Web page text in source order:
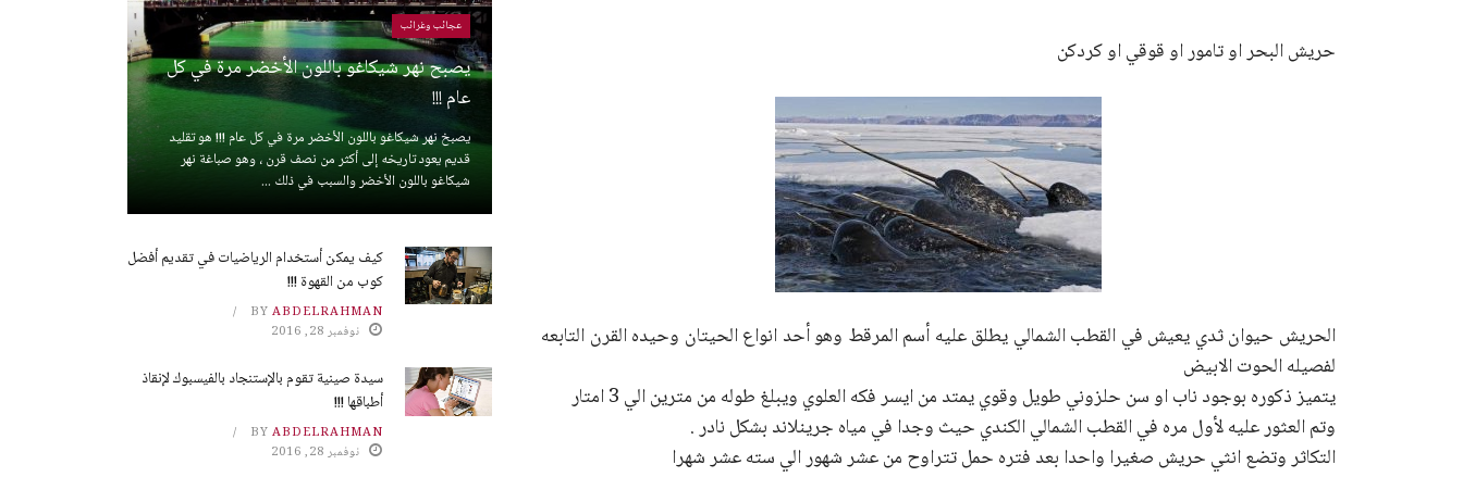
حريش البحر او تامور او قوقي او كردكن
الحريش حيوان ثدي يعيش في القطب الشمالي يطلق عليه أسم المرقط وهو أحد انواع الحيتان وحيده القرن التابعه
لفصيله الحوت الابيض
يتميز ذكوره بوجود ناب او سن حلزوني طويل وقوي يمتد من ايسر فكه العلوي ويبلغ طوله من مترين الي 3 امتار
وتم العثور عليه لأول مره في القطب الشمالي الكندي حيث وجدا في مياه جرينلاند بشكل نادر .
التكاثر وتضع انثي حريش صغيرا واحدا بعد فتره حمل تتراوح من عشر شهور الي سته عشر شهرا
عجائب وغرائب
يصبح نهر شيكاغو باللون الأخضر مرة في كل
عام !!!
يصبخ نهر شيكاغو باللون الأخضر مرة في كل عام !!! هو تقليد
قديم يعود تاريخه إلى أكثر من نصف قرن ، وهو صباغة نهر
شيكاغو باللون الأخضر والسبب في ذلك ...
كيف يمكن أستخدام الرياضيات في تقديم أفضل
كوب من القهوة !!!
BY ABDELRAHMAN
نوفمبر 28, 2016
سيدة صينية تقوم بالإستنجاد بالفيسبوك لإنقاذ
أطباقها !!!
BY ABDELRAHMAN
نوفمبر 28, 2016